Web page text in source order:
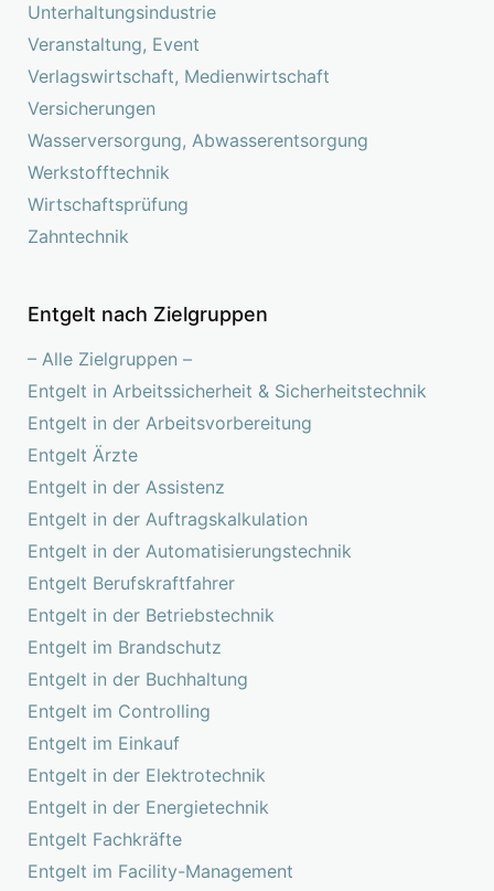
Unterhaltungsindustrie
Veranstaltung, Event
Verlagswirtschaft, Medienwirtschaft
Versicherungen
Wasserversorgung, Abwasserentsorgung
Werkstofftechnik
Wirtschaftsprüfung
Zahntechnik
Entgelt nach Zielgruppen
– Alle Zielgruppen –
Entgelt in Arbeitssicherheit & Sicherheitstechnik
Entgelt in der Arbeitsvorbereitung
Entgelt Ärzte
Entgelt in der Assistenz
Entgelt in der Auftragskalkulation
Entgelt in der Automatisierungstechnik
Entgelt Berufskraftfahrer
Entgelt in der Betriebstechnik
Entgelt im Brandschutz
Entgelt in der Buchhaltung
Entgelt im Controlling
Entgelt im Einkauf
Entgelt in der Elektrotechnik
Entgelt in der Energietechnik
Entgelt Fachkräfte
Entgelt im Facility-Management